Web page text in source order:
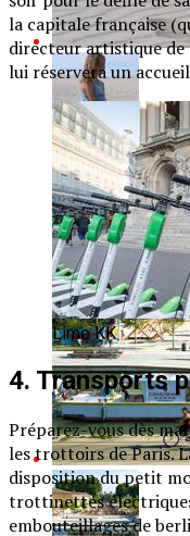
la capitale française
directeur artistique de
lui réservera un
LimeKK
4. Transports
Préparez-vous dès
les trottoirs de Paris.
disposition du petit
trottinettes
embouteillages de
Les aventuriers de